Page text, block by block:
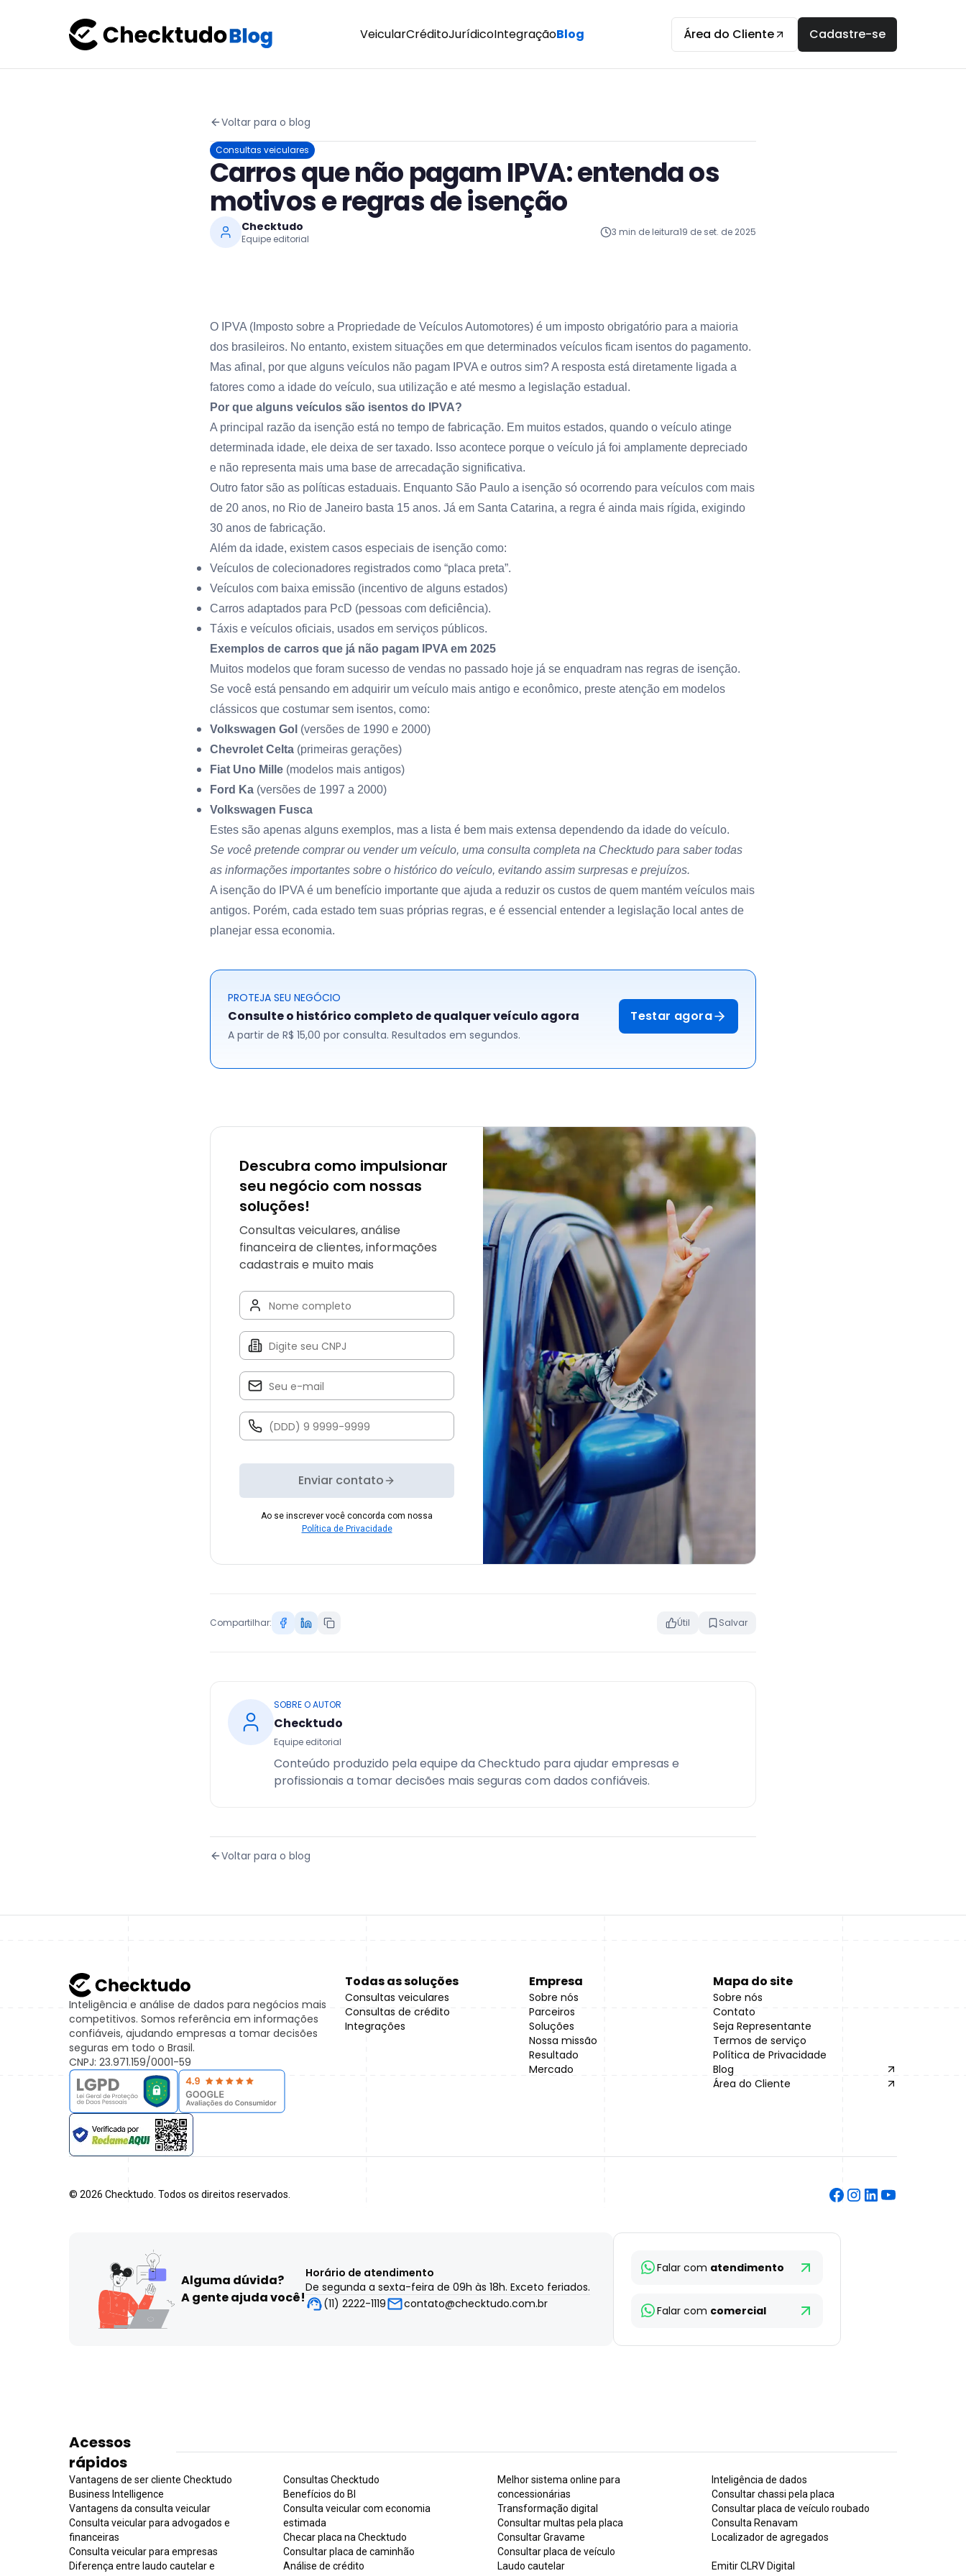
VeicularCréditoJurídicoIntegraçãoBlog Área do Cliente Cadastre-se
Voltar para o blog
Consultas veiculares
Carros que não pagam IPVA: entenda os
motivos e regras de isenção
Checktudo
Equipe editorial
3 min de leitura19 de set. de 2025
O IPVA (Imposto sobre a Propriedade de Veículos Automotores) é um imposto obrigatório para a maioria
dos brasileiros. No entanto, existem situações em que determinados veículos ficam isentos do pagamento.
Mas afinal, por que alguns veículos não pagam IPVA e outros sim? A resposta está diretamente ligada a
fatores como a idade do veículo, sua utilização e até mesmo a legislação estadual.
Por que alguns veículos são isentos do IPVA?
A principal razão da isenção está no tempo de fabricação. Em muitos estados, quando o veículo atinge
determinada idade, ele deixa de ser taxado. Isso acontece porque o veículo já foi amplamente depreciado
e não representa mais uma base de arrecadação significativa.
Outro fator são as políticas estaduais. Enquanto São Paulo a isenção só ocorrendo para veículos com mais
de 20 anos, no Rio de Janeiro basta 15 anos. Já em Santa Catarina, a regra é ainda mais rígida, exigindo
30 anos de fabricação.
Além da idade, existem casos especiais de isenção como:
Veículos de colecionadores registrados como “placa preta”.
Veículos com baixa emissão (incentivo de alguns estados)
Carros adaptados para PcD (pessoas com deficiência).
Táxis e veículos oficiais, usados em serviços públicos.
Exemplos de carros que já não pagam IPVA em 2025
Muitos modelos que foram sucesso de vendas no passado hoje já se enquadram nas regras de isenção.
Se você está pensando em adquirir um veículo mais antigo e econômico, preste atenção em modelos
clássicos que costumar sem isentos, como:
Volkswagen Gol (versões de 1990 e 2000)
Chevrolet Celta (primeiras gerações)
Fiat Uno Mille (modelos mais antigos)
Ford Ka (versões de 1997 a 2000)
Volkswagen Fusca
Estes são apenas alguns exemplos, mas a lista é bem mais extensa dependendo da idade do veículo.
Se você pretende comprar ou vender um veículo, uma consulta completa na Checktudo para saber todas
as informações importantes sobre o histórico do veículo, evitando assim surpresas e prejuízos.
A isenção do IPVA é um benefício importante que ajuda a reduzir os custos de quem mantém veículos mais
antigos. Porém, cada estado tem suas próprias regras, e é essencial entender a legislação local antes de
planejar essa economia.
PROTEJA SEU NEGÓCIO
Consulte o histórico completo de qualquer veículo agora
A partir de R$ 15,00 por consulta. Resultados em segundos.
Testar agora
Descubra como impulsionar
seu negócio com nossas
soluções!
Consultas veiculares, análise
financeira de clientes, informações
cadastrais e muito mais
Enviar contato
Ao se inscrever você concorda com nossa
Política de Privacidade
Compartilhar: Útil Salvar
SOBRE O AUTOR
Checktudo
Equipe editorial
Conteúdo produzido pela equipe da Checktudo para ajudar empresas e
profissionais a tomar decisões mais seguras com dados confiáveis.
Voltar para o blog
Inteligência e análise de dados para negócios mais
competitivos. Somos referência em informações
confiáveis, ajudando empresas a tomar decisões
seguras em todo o Brasil.
CNPJ: 23.971.159/0001-59
Todas as soluções
Consultas veiculares
Consultas de crédito
Integrações
Empresa
Sobre nós
Parceiros
Soluções
Nossa missão
Resultado
Mercado
Mapa do site
Sobre nós
Contato
Seja Representante
Termos de serviço
Política de Privacidade
Blog
Área do Cliente
© 2026 Checktudo. Todos os direitos reservados.
Alguma dúvida?
A gente ajuda você!
Horário de atendimento
De segunda a sexta-feira de 09h às 18h. Exceto feriados.
(11) 2222-1119
contato@checktudo.com.br
Falar com atendimento
Falar com comercial
Acessos
rápidos
Vantagens de ser cliente Checktudo
Business Intelligence
Vantagens da consulta veicular
Consulta veicular para advogados e
financeiras
Consulta veicular para empresas
Consultas Checktudo
Benefícios do BI
Consulta veicular com economia
estimada
Checar placa na Checktudo
Consultar placa de caminhão
Melhor sistema online para
concessionárias
Transformação digital
Consultar multas pela placa
Consultar Gravame
Consultar placa de veículo
Inteligência de dados
Consultar chassi pela placa
Consultar placa de veículo roubado
Consulta Renavam
Localizador de agregados
Diferença entre laudo cautelar e
Análise de crédito
Laudo cautelar
Emitir CLRV Digital